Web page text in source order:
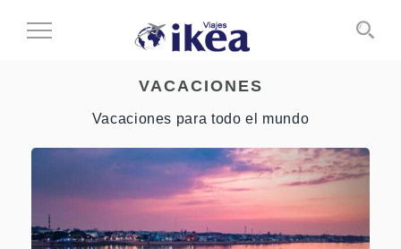
Cambiar
navegación
VACACIONES
Vacaciones para todo el mundo